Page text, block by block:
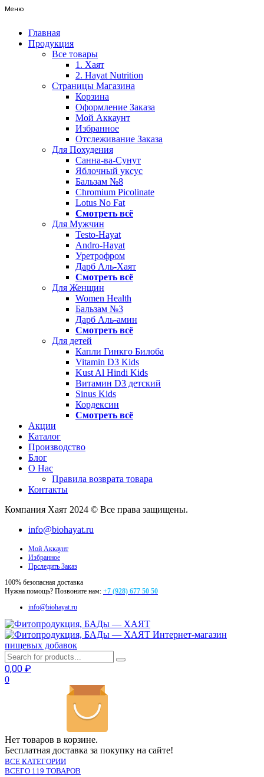
Меню
Главная
Продукция
Все товары
1. Хаят
2. Hayat Nutrition
Страницы Магазина
Корзина
Оформление Заказа
Мой Аккаунт
Избранное
Отслеживание Заказа
Для Похудения
Санна-ва-Сунут
Яблочный уксус
Бальзам №8
Chromium Picolinate
Lotus No Fat
Смотреть всё
Для Мужчин
Testo-Hayat
Andro-Hayat
Уретрофром
Дарб Аль-Хаят
Смотреть всё
Для Женщин
Women Health
Бальзам №3
Дарб Аль-амин
Смотреть всё
Для детей
Капли Гинкго Билоба
Vitamin D3 Kids
Kust Al Hindi Kids
Витамин D3 детский
Sinus Kids
Кордексин
Смотреть всё
Акции
Каталог
Производство
Блог
О Нас
Правила возврата товара
Контакты
Компания Хаят 2024 © Все права защищены.
info@biohayat.ru
Мой Аккаунт
Избранное
Прследить Заказ
100% безопасная доставка
Нужна помощь? Позвоните нам: +7 (928) 677 50 50
info@biohayat.ru
Интернет-магазин
пищевых добавок
0,00 ₽
0
Нет товаров в корзине.
Бесплатная доставка за покупку на сайте!
ВСЕ КАТЕГОРИИ
ВСЕГО 119 ТОВАРОВ